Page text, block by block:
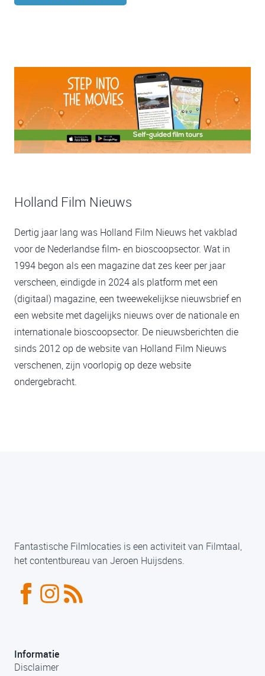
Holland Film Nieuws
Dertig jaar lang was Holland Film Nieuws het vakblad
voor de Nederlandse film- en bioscoopsector. Wat in
1994 begon als een magazine dat zes keer per jaar
verscheen, eindigde in 2024 als platform met een
(digitaal) magazine, een tweewekelijkse nieuwsbrief en
een website met dagelijks nieuws over de nationale en
internationale bioscoopsector. De nieuwsberichten die
sinds 2012 op de website van Holland Film Nieuws
verschenen, zijn voorlopig op deze website
ondergebracht.
Fantastische Filmlocaties is een activiteit van Filmtaal,
het contentbureau van Jeroen Huijsdens.
Informatie
Disclaimer